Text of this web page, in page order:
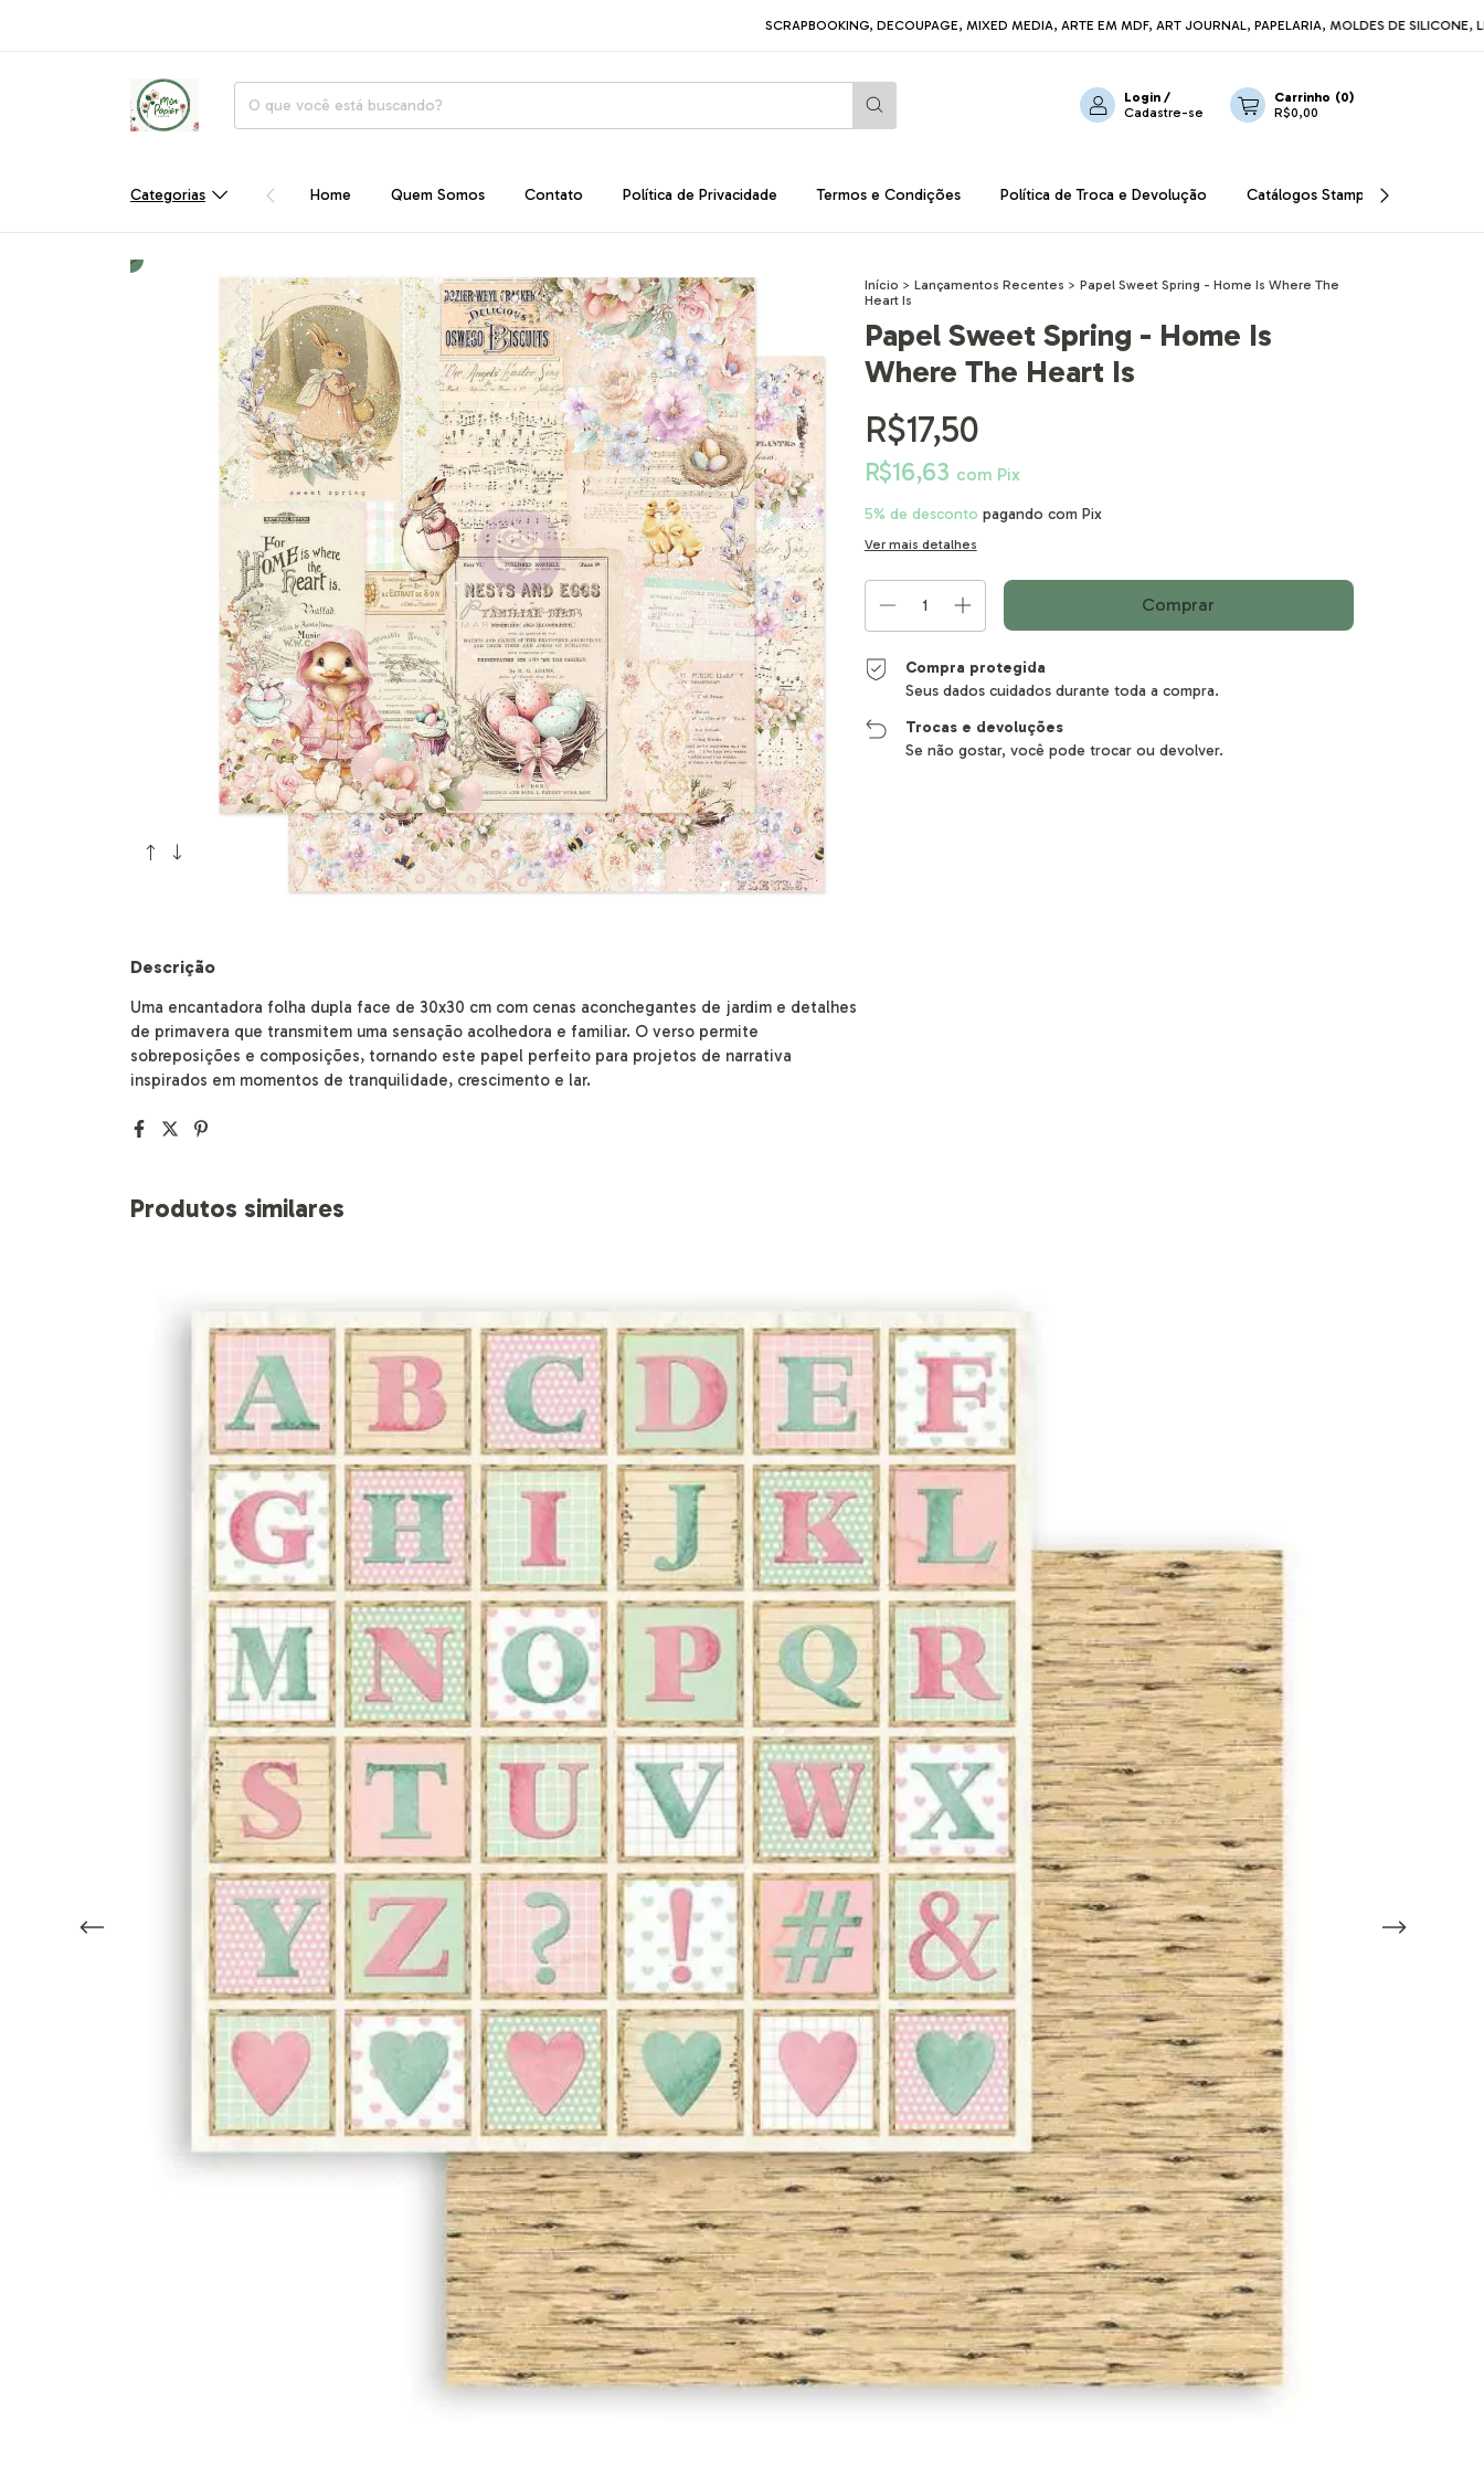
SCRAPBOOKING, DECOUPAGE, MIXED MEDIA, ARTE EM MDF, ART JOURNAL, PAPELARIA, MOLDES DE SILICONE, LINHA
Login /
Cadastre-se
Carrinho (0)
R$0,00
Categorias Home Quem Somos Contato Política de Privacidade Termos e Condições Política de Troca e Devolução Catálogos Stamperia
Início > Lançamentos Recentes > Papel Sweet Spring - Home Is Where The
Heart Is
Papel Sweet Spring - Home Is
Where The Heart Is
R$17,50
R$16,63 com Pix
5% de desconto pagando com Pix
Ver mais detalhes
Compra protegida
Seus dados cuidados durante toda a compra.
Trocas e devoluções
Se não gostar, você pode trocar ou devolver.
Descrição
Uma encantadora folha dupla face de 30x30 cm com cenas aconchegantes de jardim e detalhes
de primavera que transmitem uma sensação acolhedora e familiar. O verso permite
sobreposições e composições, tornando este papel perfeito para projetos de narrativa
inspirados em momentos de tranquilidade, crescimento e lar.
Produtos similares